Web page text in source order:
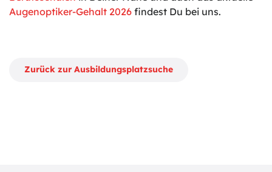
Augenoptiker-Gehalt 2026 findest Du bei uns.
Zurück zur Ausbildungsplatzsuche